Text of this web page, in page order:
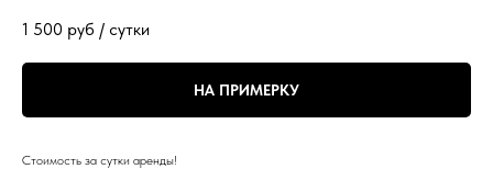
1 500 руб / сутки
НА ПРИМЕРКУ
Стоимость за сутки аренды!